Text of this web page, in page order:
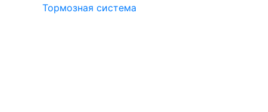
Тормозная система